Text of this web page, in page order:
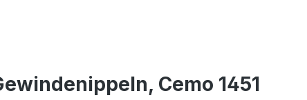
Cemo 1451